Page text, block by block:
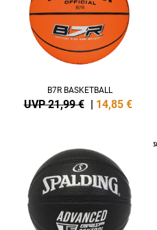
B7R BASKETBALL
UVP 21,99 € | 14,85 €